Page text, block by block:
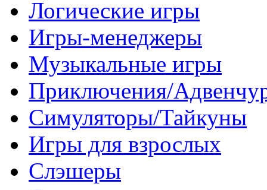
Логические игры
Игры-менеджеры
Музыкальные игры
Приключения/
Симуляторы/Тайкуны
Игры для взрослых
Слэшеры